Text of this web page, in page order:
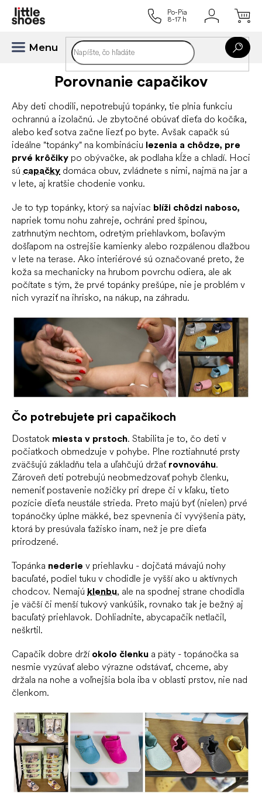
obsah
Porovnanie capačikov
Aby deti chodili, nepotrebujú topánky, tie plnia funkciu
ochrannú a izolačnú. Je zbytočné obúvať dieťa do kočíka,
alebo keď sotva začne liezť po byte. Avšak capačk sú
ideálne "topánky" na kombináciu lezenia a chôdze, pre
prvé krôčiky po obývačke, ak podlaha kĺže a chladí. Hoci
sú capačky domáca obuv, zvládnete s nimi, najmä na jar a
v lete, aj kratšie chodenie vonku.
Je to typ topánky, ktorý sa najviac blíži chôdzi naboso,
napriek tomu nohu zahreje, ochráni pred špinou,
zatrhnutým nechtom, odretým priehlavkom, boľavým
došľapom na ostrejšie kamienky alebo rozpálenou dlažbou
v lete na terase. Ako interiérové sú označované preto, že
koža sa mechanicky na hrubom povrchu odiera, ale ak
počítate s tým, že prvé topánky prešúpe, nie je problém v
nich vyraziť na ihrisko, na nákup, na záhradu.
Čo potrebujete pri capačikoch
Dostatok miesta v prstoch. Stabilita je to, čo deti v
počiatkoch obmedzuje v pohybe. Plne roztiahnuté prsty
zväčšujú základňu tela a uľahčujú držať rovnováhu.
Zároveň deti potrebujú neobmedzovať pohyb členku,
nemeniť postavenie nožičky pri drepe či v kľaku, tieto
pozície dieťa neustále strieda. Preto majú byť (nielen) prvé
topánočky úplne mäkké, bez spevnenia či vyvýšenia päty,
ktorá by presúvala ťažisko inam, než je pre dieťa
prirodzené.
Topánka nederie v priehlavku - dojčatá mávajú nohy
bacuľaté, podiel tuku v chodidle je vyšší ako u aktívnych
chodcov. Nemajú klenbu, ale na spodnej strane chodidla
je väčší či menší tukový vankúšik, rovnako tak je bežný aj
bacuľatý priehlavok. Dohliadnite, abycapačik netlačil,
neškrtil.
Capačik dobre drží okolo členku a päty - topánočka sa
nesmie vyzúvať alebo výrazne odstávať, chceme, aby
držala na nohe a voľnejšia bola iba v oblasti prstov, nie nad
členkom.